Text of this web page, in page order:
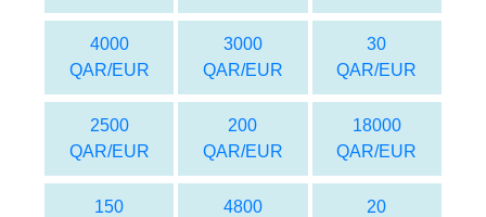
30
QAR/EUR
3000
QAR/EUR
4000
QAR/EUR
18000
QAR/EUR
200
QAR/EUR
2500
QAR/EUR
20
4800
150